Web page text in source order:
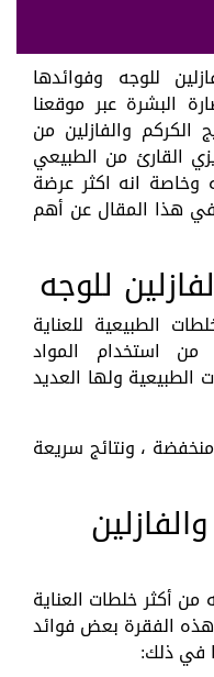
للوجه وفوائدها
البشرة عبر موقعنا
الكركم والفازلين من
القارئ من الطبيعي
وخاصة انه اكثر عرضة
في هذا المقال عن أهم
للوجه
الطبيعية للعناية
من استخدام المواد
ولها العديد
، ونتائج سريعة
من أكثر خلطات العناية
الفقرة بعض فوائد
في ذلك: